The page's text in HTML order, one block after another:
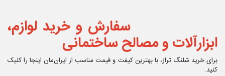
سفارش و خرید لوازم،
ابزارآلات و مصالح ساختمانی
برای خرید شلنگ تراز، با بهترین کیفت و قیمت مناسب از ایران‌مان اینجا را کلیک
کنید.